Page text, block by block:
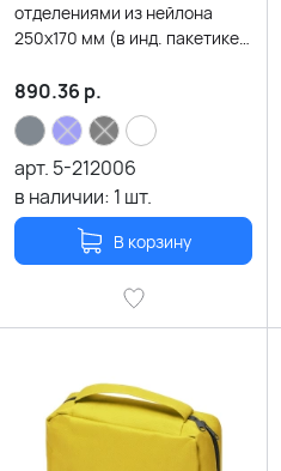
отделениями из нейлона
250х170 мм (в инд. пакетике),
890.36 р.
арт. 5-212006
в наличии: 1 шт.
В корзину